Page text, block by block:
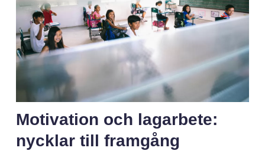
Motivation och lagarbete:
nycklar till framgång